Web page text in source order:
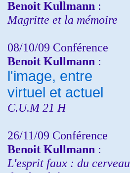
Benoit Kullmann :
Magritte et la mémoire
08/10/09 Conférence
Benoit Kullmann :
l'image, entre
virtuel et actuel
C.U.M 21 H
26/11/09 Conférence
Benoit Kullmann :
L'esprit faux : du cerveau